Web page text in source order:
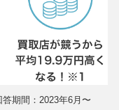
期間：2023年6月〜